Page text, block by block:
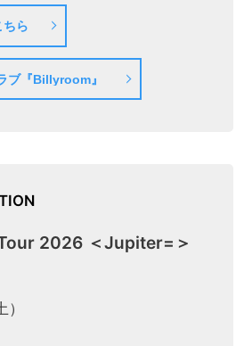
ちら
ブ『Billyroom』
2026 ＜Jupiter=＞